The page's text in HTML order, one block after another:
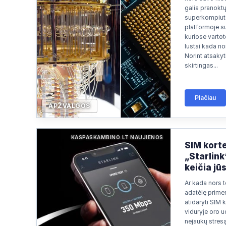
Apsilankyta ataskaitoje 2026/07/13 03:49
Apsilankyta ataskaitoje 2026/07/13 03:49
Apsilankyta ataskaitoje 2026/07/13 02:58
APŽVALGOS
galia
platformoje
kuriose
lustai kada
Norint
skirtingas...
Plačiau
KASPASKAMBINO.LT NAUJIENOS
SIM
keičia
Ar kada nors
adatėlę
atidaryti SIM
viduryje oro
nejaukų